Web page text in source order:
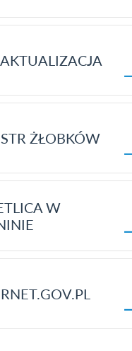
ŻŁOBKÓW
W